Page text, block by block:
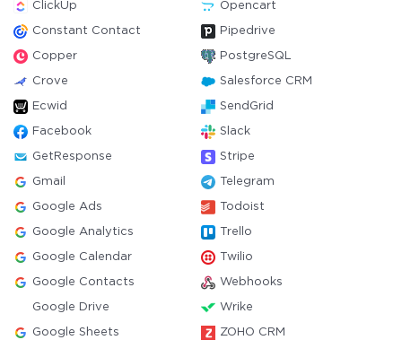
ClickUp Opencart
Constant Contact Pipedrive
Copper PostgreSQL
Crove Salesforce CRM
Ecwid SendGrid
Facebook Slack
GetResponse Stripe
Gmail Telegram
Google Ads Todoist
Google Analytics Trello
Google Calendar Twilio
Google Contacts Webhooks
Google Drive Wrike
Google Sheets ZOHO CRM